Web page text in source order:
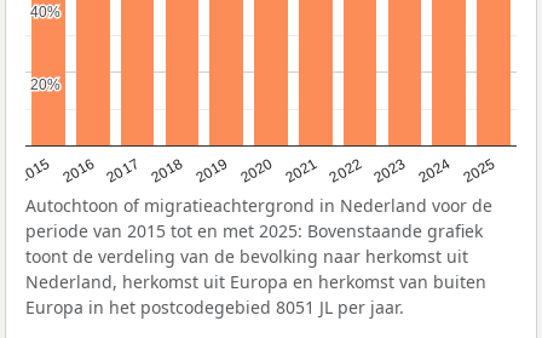
2015 2016 2017 2018 2019 2020 2021 2022 2023 2024 2025
20%
20%
40%
40%
Autochtoon of migratieachtergrond in Nederland voor de
periode van 2015 tot en met 2025: Bovenstaande grafiek
toont de verdeling van de bevolking naar herkomst uit
Nederland, herkomst uit Europa en herkomst van buiten
Europa in het postcodegebied 8051 JL per jaar.